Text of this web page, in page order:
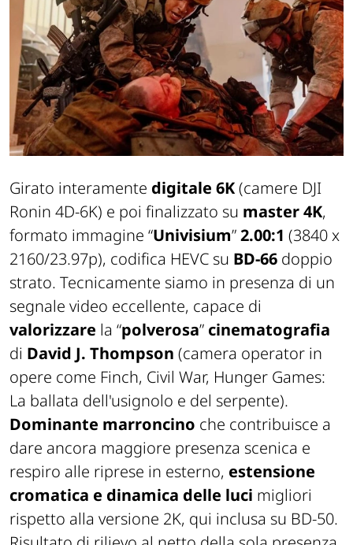
Girato interamente digitale 6K(camere DJI
Ronin 4D-6K) e poi finalizzato su master 4K,
formato immagine “Univisium”2.00:1 (3840 x
2160/23.97p), codifica HEVC su BD-66 doppio
strato. Tecnicamente siamo in presenza di un
segnale video eccellente, capace di
valorizzare la “polverosa” cinematografia
di David J. Thompson (camera operator in
opere come Finch, Civil War, Hunger Games:
La ballata dell'usignolo e del serpente).
Dominante marroncino che contribuisce a
dare ancora maggiore presenza scenica e
respiro alle riprese in esterno, estensione
cromatica e dinamica delle luci migliori
rispetto alla versione 2K, qui inclusa su BD-50.